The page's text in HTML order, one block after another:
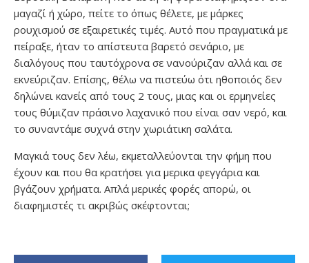
μαγαζί ή χώρο, πείτε το όπως θέλετε, με μάρκες
ρουχισμού σε εξαιρετικές τιμές. Αυτό που πραγματικά με
πείραξε, ήταν το απίστευτα βαρετό σενάριο, με
διαλόγους που ταυτόχρονα σε νανούριζαν αλλά και σε
εκνεύριζαν. Επίσης, θέλω να πιστεύω ότι ηθοποιός δεν
δηλώνει κανείς από τους 2 τους, μιας και οι ερμηνείες
τους θύμιζαν πράσινο λαχανικό που είναι σαν νερό, και
το συναντάμε συχνά στην χωριάτικη σαλάτα.
Μαγκιά τους δεν λέω, εκμεταλλεύονται την φήμη που
έχουν και που θα κρατήσει για μερικα φεγγάρια και
βγάζουν χρήματα. Απλά μερικές φορές απορώ, οι
διαφημιστές τι ακριβώς σκέφτονται;